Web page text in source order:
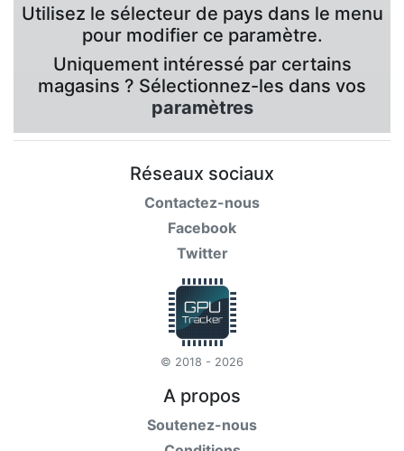
Utilisez le sélecteur de pays dans le menu
pour modifier ce paramètre.
Uniquement intéressé par certains
magasins ? Sélectionnez-les dans vos
paramètres
Réseaux sociaux
Contactez-nous
Facebook
Twitter
© 2018 - 2026
A propos
Soutenez-nous